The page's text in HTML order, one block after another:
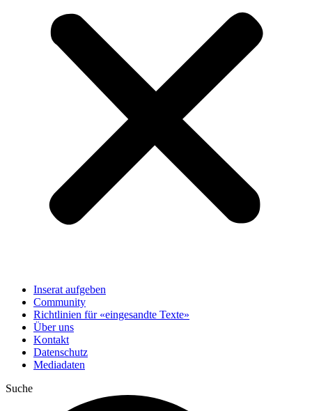
Inserat aufgeben
Community
Richtlinien für «eingesandte Texte»
Über uns
Kontakt
Datenschutz
Mediadaten
Suche